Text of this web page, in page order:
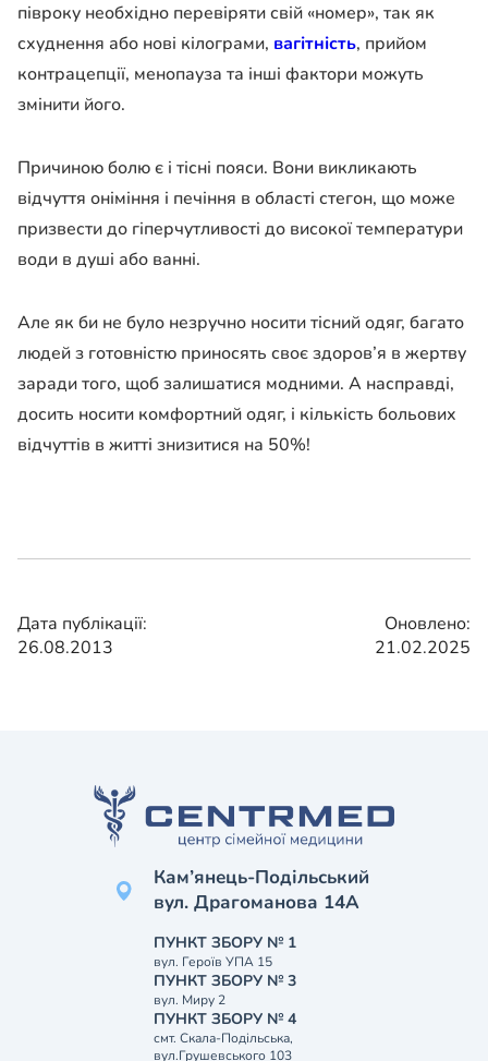
півроку необхідно перевіряти свій «номер», так як
схуднення або нові кілограми, вагітність, прийом
контрацепції, менопауза та інші фактори можуть
змінити його.
Причиною болю є і тісні пояси. Вони викликають
відчуття оніміння і печіння в області стегон, що може
призвести до гіперчутливості до високої температури
води в душі або ванні.
Але як би не було незручно носити тісний одяг, багато
людей з готовністю приносять своє здоров’я в жертву
заради того, щоб залишатися модними. А насправді,
досить носити комфортний одяг, і кількість больових
відчуттів в житті знизитися на 50%!
Дата публікації:
26.08.2013
Оновлено:
21.02.2025
Кам’янець-Подільський
вул. Драгоманова 14А
ПУНКТ ЗБОРУ № 1
вул. Героїв УПА 15
ПУНКТ ЗБОРУ № 3
вул. Миру 2
ПУНКТ ЗБОРУ № 4
смт. Скала-Подільська,
вул.Грушевського 103